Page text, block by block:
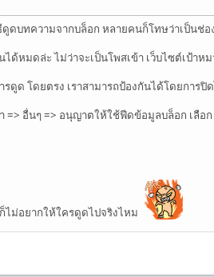
ดบทความจากบล็อก หลายคนก็โทษว่าเป็นช่อ
ด้หมดล่ะ ไม่ว่าจะเป็นโพสเข้า เว็บไซต์เป้า
ดูด โดยตรง เราสามารถป้องกันได้โดยการปิ
=> อื่นๆ => อนุญาตให้ใช้ฟีดข้อมูลบล็อก เลือ
ม่อยากให้ใครดูดไปจริงไหม